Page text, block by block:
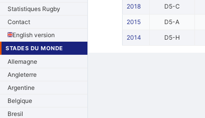
Statistiques Rugby
Contact
English version
STADES DU MONDE
Allemagne
Angleterre
Argentine
Belgique
Bresil
2018 D5-C
2015 D5-A
2014 D5-H